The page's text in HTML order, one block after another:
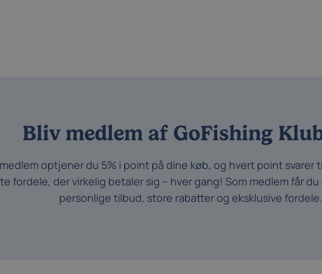
Bliv medlem af GoFishing
optjener du 5% i point på dine køb, og hvert point svarer
fordele, der virkelig betaler sig – hver gang! Som medlem får
personlige tilbud, store rabatter og eksklusive fordele.